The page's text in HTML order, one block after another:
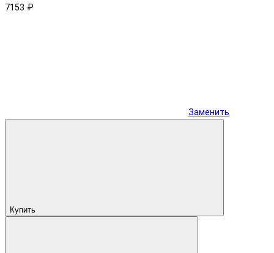
7153 ₽
Заменить
Купить